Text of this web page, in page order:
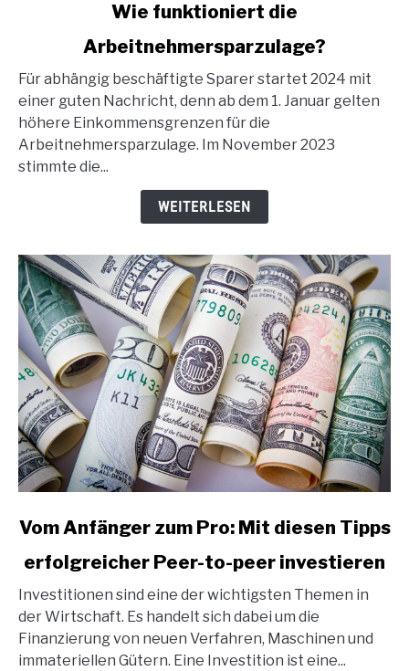
funktioniert
die
Arbeitnehmersparzulage?
Wie funktioniert die
Arbeitnehmersparzulage?
Für abhängig beschäftigte Sparer startet 2024 mit
einer guten Nachricht, denn ab dem 1. Januar gelten
höhere Einkommensgrenzen für die
Arbeitnehmersparzulage. Im November 2023
stimmte die...
WEITERLESEN
link
Vom
Anfänger
zum
Pro:
Mit
Vom Anfänger zum Pro: Mit diesen Tipps
erfolgreicher Peer-to-peer investieren
Investitionen sind eine der wichtigsten Themen in
der Wirtschaft. Es handelt sich dabei um die
Finanzierung von neuen Verfahren, Maschinen und
immateriellen Gütern. Eine Investition ist eine...